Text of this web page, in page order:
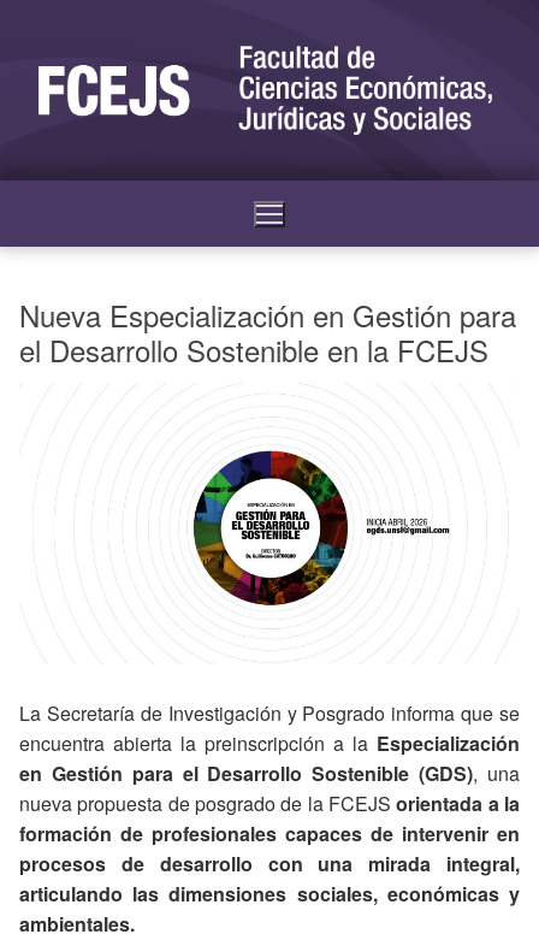
Nueva Especialización en Gestión para
el Desarrollo Sostenible en la FCEJS
La Secretaría de Investigación y Posgrado informa que se
encuentra abierta la preinscripción a la Especialización
en Gestión para el Desarrollo Sostenible (GDS), una
nueva propuesta de posgrado de la FCEJS orientada a la
formación de profesionales capaces de intervenir en
procesos de desarrollo con una mirada integral,
articulando las dimensiones sociales, económicas y
ambientales.